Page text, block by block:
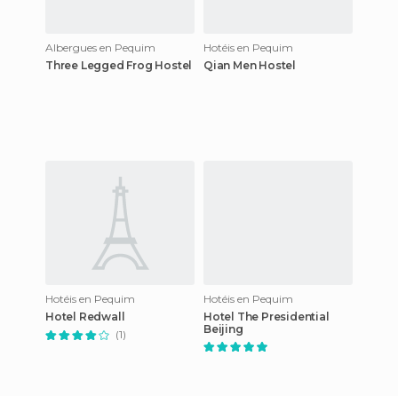
Albergues en Pequim
Three Legged Frog Hostel
Hotéis en Pequim
Qian Men Hostel
Hotéis en Pequim
Hotel Redwall
(1)
Hotéis en Pequim
Hotel The Presidential
Beijing